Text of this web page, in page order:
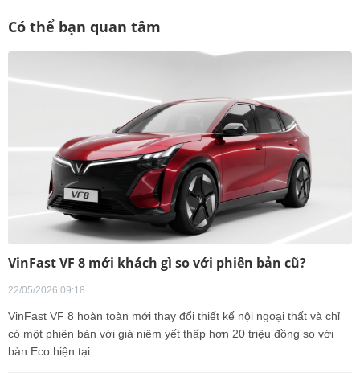
Có thể bạn quan tâm
VinFast VF 8 mới khách gì so với phiên bản cũ?
22/05/2026 09:18
VinFast VF 8 hoàn toàn mới thay đổi thiết kế nội ngoại thất và chỉ
có một phiên bản với giá niêm yết thấp hơn 20 triệu đồng so với
bản Eco hiện tại.